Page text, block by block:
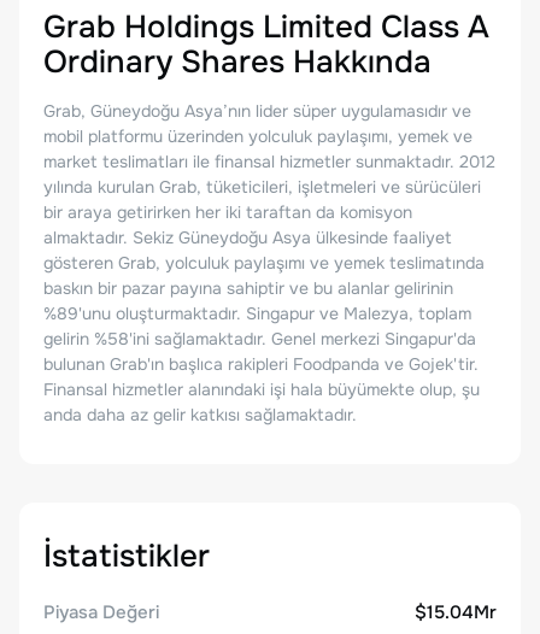
Grab Holdings Limited Class A
Ordinary Shares Hakkında
Grab, Güneydoğu Asya’nın lider süper uygulamasıdır ve
mobil platformu üzerinden yolculuk paylaşımı, yemek ve
market teslimatları ile finansal hizmetler sunmaktadır. 2012
yılında kurulan Grab, tüketicileri, işletmeleri ve sürücüleri
bir araya getirirken her iki taraftan da komisyon
almaktadır. Sekiz Güneydoğu Asya ülkesinde faaliyet
gösteren Grab, yolculuk paylaşımı ve yemek teslimatında
baskın bir pazar payına sahiptir ve bu alanlar gelirinin
%89'unu oluşturmaktadır. Singapur ve Malezya, toplam
gelirin %58'ini sağlamaktadır. Genel merkezi Singapur'da
bulunan Grab'ın başlıca rakipleri Foodpanda ve Gojek'tir.
Finansal hizmetler alanındaki işi hala büyümekte olup, şu
anda daha az gelir katkısı sağlamaktadır.
İstatistikler
Piyasa Değeri
$15.04Mr